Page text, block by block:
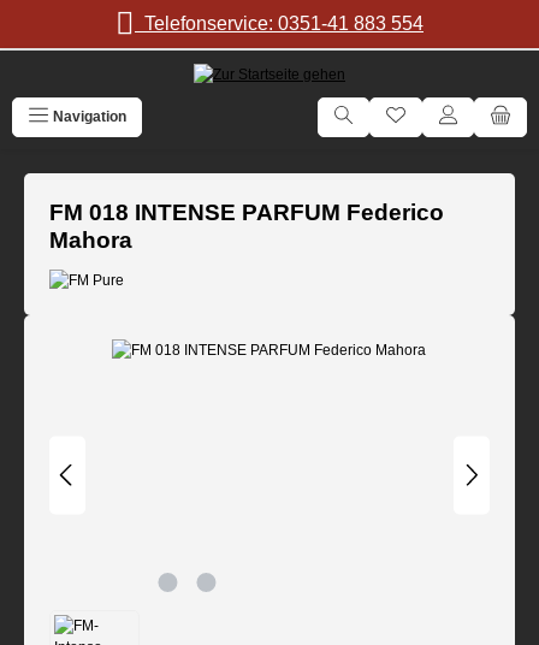
Zum Hauptinhalt springenTelefonservice: 0351-41 883 554
Navigation
FM 018 INTENSE PARFUM Federico
Mahora
Bildergalerie überspringen